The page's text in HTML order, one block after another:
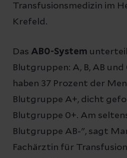
Transfusionsmedizin im
Krefeld.
Das AB0-System
Blutgruppen: A, B, AB und
haben 37 Prozent der
Blutgruppe A+, dicht
Blutgruppe 0+. Am
Blutgruppe AB-", sagt
Fachärztin für